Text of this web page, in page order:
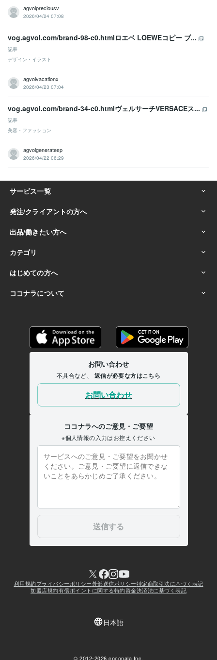
agvolpreciousv
2026/04/24 07:08
vog.agvol.com/brand-98-c0.htmlロエベ LOEWEコピー ブ...
記事
デザイン・イラスト
agvolvacationx
2026/04/23 07:04
vog.agvol.com/brand-34-c0.htmlヴェルサーチVERSACEス...
記事
美容・ファッション
agvolgeneratesp
2026/04/22 06:29